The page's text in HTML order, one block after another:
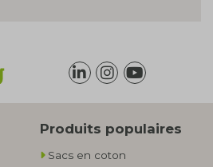
Produits populaires
Sacs en coton